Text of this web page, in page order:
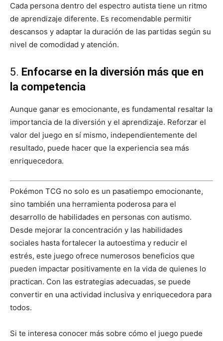
Cada persona dentro del espectro autista tiene un ritmo
de aprendizaje diferente. Es recomendable permitir
descansos y adaptar la duración de las partidas según su
nivel de comodidad y atención.
5. Enfocarse en la diversión más que en
la competencia
Aunque ganar es emocionante, es fundamental resaltar la
importancia de la diversión y el aprendizaje. Reforzar el
valor del juego en sí mismo, independientemente del
resultado, puede hacer que la experiencia sea más
enriquecedora.
Pokémon TCG no solo es un pasatiempo emocionante,
sino también una herramienta poderosa para el
desarrollo de habilidades en personas con autismo.
Desde mejorar la concentración y las habilidades
sociales hasta fortalecer la autoestima y reducir el
estrés, este juego ofrece numerosos beneficios que
pueden impactar positivamente en la vida de quienes lo
practican. Con las estrategias adecuadas, se puede
convertir en una actividad inclusiva y enriquecedora para
todos.
Si te interesa conocer más sobre cómo el juego puede